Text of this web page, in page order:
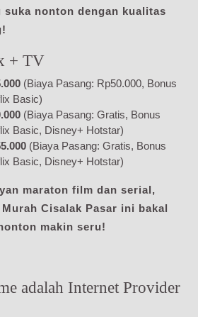
nonton dengan kualitas
+ TV
(Biaya Pasang: Rp50.000, Bonus
Basic)
(Biaya Pasang: Gratis, Bonus
Basic, Disney+ Hotstar)
(Biaya Pasang: Gratis, Bonus
Basic, Disney+ Hotstar)
maraton film dan serial,
Cisalak Pasar ini bakal
makin seru!
adalah Internet Provider